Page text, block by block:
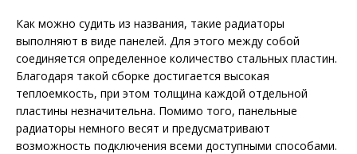
Как можно судить из названия, такие радиаторы
выполняют в виде панелей. Для этого между собой
соединяется определенное количество стальных пластин.
Благодаря такой сборке достигается высокая
теплоемкость, при этом толщина каждой отдельной
пластины незначительна. Помимо того, панельные
радиаторы немного весят и предусматривают
возможность подключения всеми доступными способами.